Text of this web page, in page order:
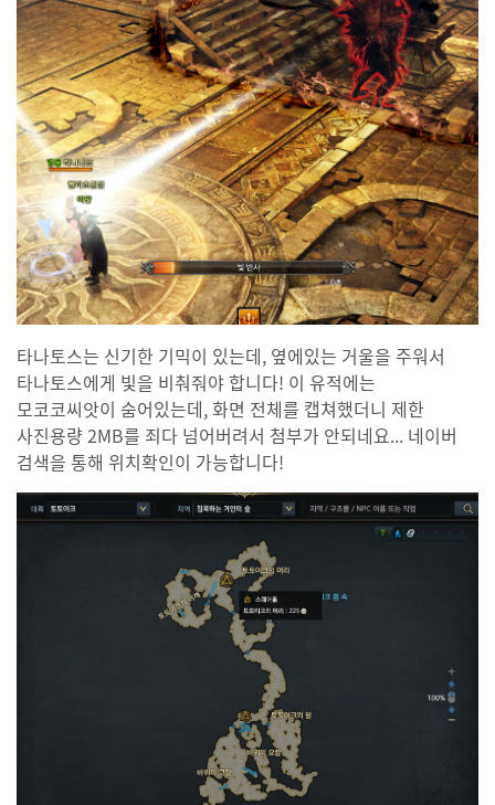
타나토스는 신기한 기믹이 있는데, 옆에있는 거울을 주워서
타나토스에게 빛을 비춰줘야 합니다! 이 유적에는
모코코씨앗이 숨어있는데, 화면 전체를 캡쳐했더니 제한
사진용량 2MB를 죄다 넘어버려서 첨부가 안되네요... 네이버
검색을 통해 위치확인이 가능합니다!